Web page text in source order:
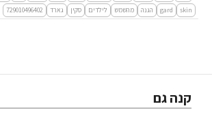
skin
gard הגנה מהשמש לילדים סקין גארד 729010496402
קנה גם